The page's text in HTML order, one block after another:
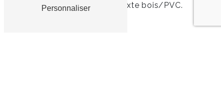
alu, PVC, mixte bois/alu et mixte bois/PVC.
Personnaliser